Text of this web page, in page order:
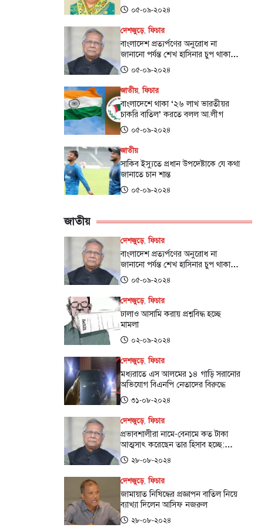
০৫-০৯-২০২৪
দেশজুড়ে,ফিচার
বাংলাদেশ প্রত্যর্পণের অনুরোধ না
জানানো পর্যন্ত শেখ হাসিনার চুপ থাকা
উচিত: ড. ইউনূস
০৫-০৯-২০২৪
জাতীয়,ফিচার
বাংলাদেশে থাকা ‌‘২৬ লাখ ভারতীয়র
চাকরি বাতিল’ করতে বলল আ.লীগ
০৫-০৯-২০২৪
জাতীয়
সাকিব ইস্যুতে প্রধান উপদেষ্টাকে যে কথা
জানাতে চান শান্ত
০৫-০৯-২০২৪
জাতীয়
দেশজুড়ে,ফিচার
বাংলাদেশ প্রত্যর্পণের অনুরোধ না
জানানো পর্যন্ত শেখ হাসিনার চুপ থাকা
উচিত: ড. ইউনূস
০৫-০৯-২০২৪
দেশজুড়ে,ফিচার
ঢালাও আসামি করায় প্রশ্নবিদ্ধ হচ্ছে
মামলা
০২-০৯-২০২৪
দেশজুড়ে,ফিচার
মধ্যরাতে এস আলমের ১৪ গাড়ি সরানোর
অভিযোগ বিএনপি নেতাদের বিরুদ্ধে
৩১-০৮-২০২৪
দেশজুড়ে,ফিচার
প্রভাবশালীরা নামে-বেনামে কত টাকা
আত্মসাৎ করেছেন তার হিসাব হচ্ছে:
প্রধান উপদেষ্টার কার্যালয়
২৮-০৮-২০২৪
দেশজুড়ে,ফিচার
জামায়াত নিষিদ্ধের প্রজ্ঞাপন বাতিল নিয়ে
ব্যাখ্যা দিলেন আসিফ নজরুল
২৮-০৮-২০২৪